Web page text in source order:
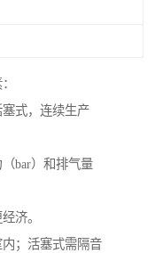
式，连续生产
bar）和排气量
济。
；活塞式需隔音